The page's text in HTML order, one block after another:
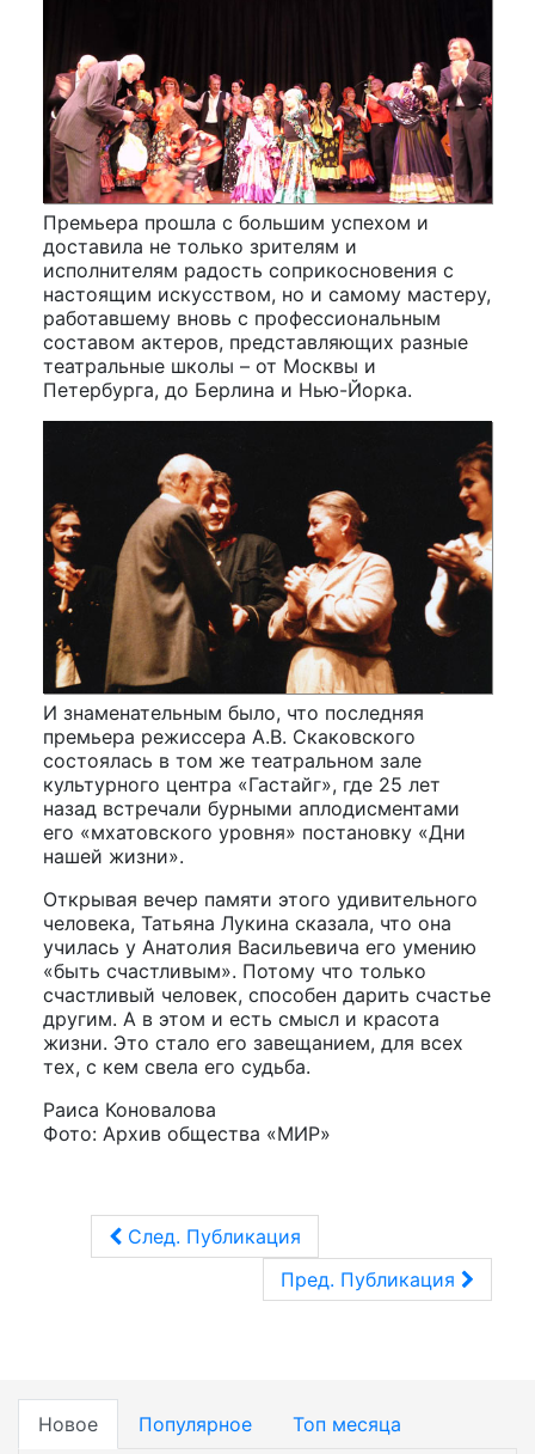
Премьера прошла с большим успехом и
доставила не только зрителям и
исполнителям радость соприкосновения с
настоящим искусством, но и самому мастеру,
работавшему вновь с профессиональным
составом актеров, представляющих разные
театральные школы – от Москвы и
Петербурга, до Берлина и Нью-Йорка.
И знаменательным было, что последняя
премьера режиссера А.В. Скаковского
состоялась в том же театральном зале
культурного центра «Гастайг», где 25 лет
назад встречали бурными аплодисментами
его «мхатовского уровня» постановку «Дни
нашей жизни».
Открывая вечер памяти этого удивительного
человека, Татьяна Лукина сказала, что она
училась у Анатолия Васильевича его умению
«быть счастливым». Потому что только
счастливый человек, способен дарить счастье
другим. А в этом и есть смысл и красота
жизни. Это стало его завещанием, для всех
тех, с кем свела его судьба.
Раиса Коновалова
Фото: Архив общества «МИР»
След. Публикация
Пред. Публикация
Новое Популярное Топ месяца